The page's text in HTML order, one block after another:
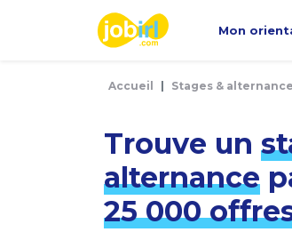
Mon
Accueil Stages & alternance
Trouve un
alternance
25 000
Panneau de gestion des cookies